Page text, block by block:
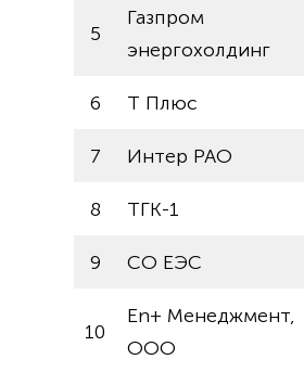
5
Газпром
энергохолдинг
6 Т Плюс
7 Интер РАО
8 ТГК-1
9 СО ЕЭС
10
En+ Менеджмент,
ООО